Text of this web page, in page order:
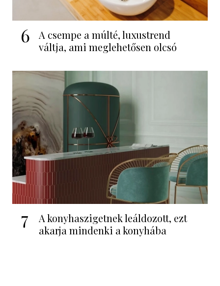
6
A csempe a múlté, luxustrend
váltja, ami meglehetősen olcsó
7
A konyhaszigetnek leáldozott, ezt
akarja mindenki a konyhába